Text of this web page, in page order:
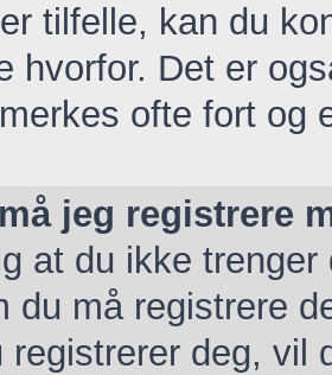
tilfelle, kan du
hvorfor. Det er
ofte fort og
jeg registrere
at du ikke
du må registrere
registrerer deg, vil